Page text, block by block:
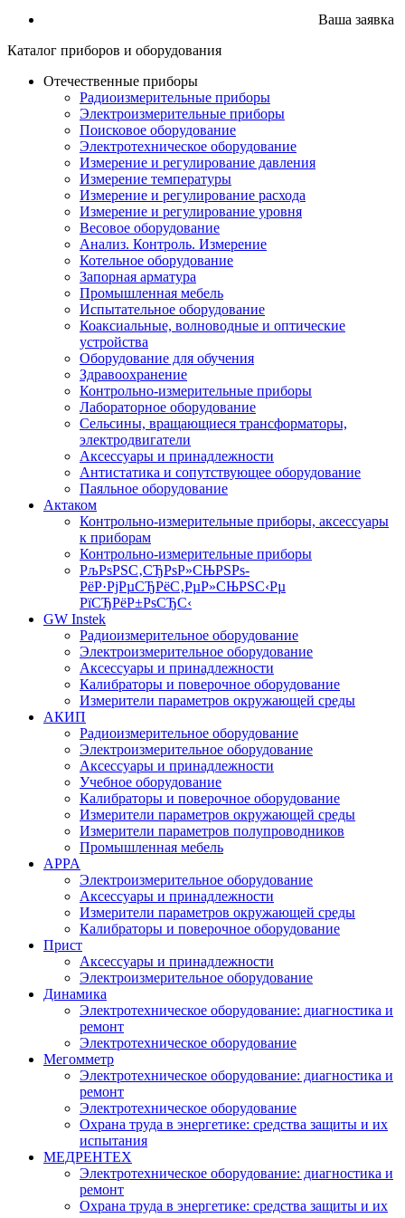
Ваша заявка
Каталог приборов и оборудования
Отечественные приборы
Радиоизмерительные приборы
Электроизмерительные приборы
Поисковое оборудование
Электротехническое оборудование
Измерение и регулирование давления
Измерение температуры
Измерение и регулирование расхода
Измерение и регулирование уровня
Весовое оборудование
Анализ. Контроль. Измерение
Котельное оборудование
Запорная арматура
Промышленная мебель
Испытательное оборудование
Коаксиальные, волноводные и оптические
устройства
Оборудование для обучения
Здравоохранение
Контрольно-измерительные приборы
Лабораторное оборудование
Сельсины, вращающиеся трансформаторы,
электродвигатели
Аксессуары и принадлежности
Антистатика и сопутствующее оборудование
Паяльное оборудование
Актаком
Контрольно-измерительные приборы, аксессуары
к приборам
Контрольно-измерительные приборы
РљРѕРЅС‚СЂРѕР»СЊРЅРѕ-
РёР·РјРµСЂРёС‚РµР»СЊРЅС‹Рµ
РїСЂРёР±РѕСЂС‹
GW Instek
Радиоизмерительное оборудование
Электроизмерительное оборудование
Аксессуары и принадлежности
Калибраторы и поверочное оборудование
Измерители параметров окружающей среды
АКИП
Радиоизмерительное оборудование
Электроизмерительное оборудование
Аксессуары и принадлежности
Учебное оборудование
Калибраторы и поверочное оборудование
Измерители параметров окружающей среды
Измерители параметров полупроводников
Промышленная мебель
APPA
Электроизмерительное оборудование
Аксессуары и принадлежности
Измерители параметров окружающей среды
Калибраторы и поверочное оборудование
Прист
Аксессуары и принадлежности
Электроизмерительное оборудование
Динамика
Электротехническое оборудование: диагностика и
ремонт
Электротехническое оборудование
Мегомметр
Электротехническое оборудование: диагностика и
ремонт
Электротехническое оборудование
Охрана труда в энергетике: средства защиты и их
испытания
МЕДРЕНТЕХ
Электротехническое оборудование: диагностика и
ремонт
Охрана труда в энергетике: средства защиты и их